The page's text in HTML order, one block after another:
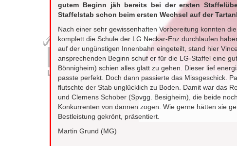
gutem Beginn jäh bereits bei der ersten
Staffelstab schon beim ersten Wechsel auf der
Nach einer sehr gewissenhaften Vorbereitung konnten
komplett die Schule der LG Neckar-Enz durchlaufen
auf der ungünstigen Innenbahn eingeteilt, stand hier
ansprechenden Beginn schuf er für die LG-Staffel eine
Bönnigheim) schien alles glatt zu gehen. Dieser lief
passte perfekt. Doch dann passierte das Missgeschick.
flutschte der Stab unglücklich zu Boden. Damit war das
und Clemens Schober (Spvgg. Besigheim), die beide
Konkurrenten von dannen zogen. Wie gerne hätten sie
Bestleistung gekrönt, präsentiert.
Martin Grund (MG)